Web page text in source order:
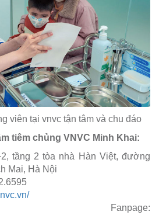
tiêm chủng VNVC Minh Khai:
tầng 2 tòa nhà Hàn Việt, đường
Mai, Hà Nội
Fanpage: